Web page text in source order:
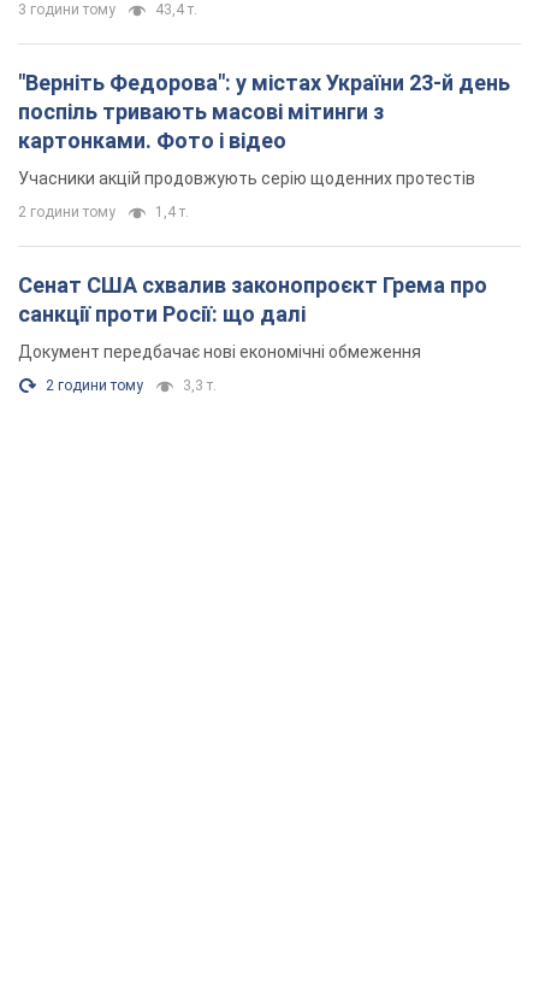
3 години тому 43,4 т.
"Верніть Федорова": у містах України 23-й день
поспіль тривають масові мітинги з
картонками. Фото і відео
Учасники акцій продовжують серію щоденних протестів
2 години тому 1,4 т.
Сенат США схвалив законопроєкт Грема про
санкції проти Росії: що далі
Документ передбачає нові економічні обмеження
2 години тому 3,3 т.